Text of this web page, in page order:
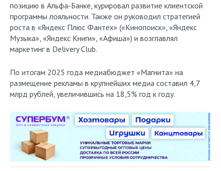
позицию в Альфа-Банке, курировал развитие клиентской
программы лояльности. Также он руководил стратегией
роста в «Яндекс Плюс Фантех» («Кинопоиск», «Яндекс
Музыка», «Яндекс Книги», «Афиша») и возглавлял
маркетинг в Delivery Club.
По итогам 2025 года медиабюджет «Магнита» на
размещение рекламы в крупнейших медиа составил 4,7
млрд рублей, увеличившись на 18,5% год к году.